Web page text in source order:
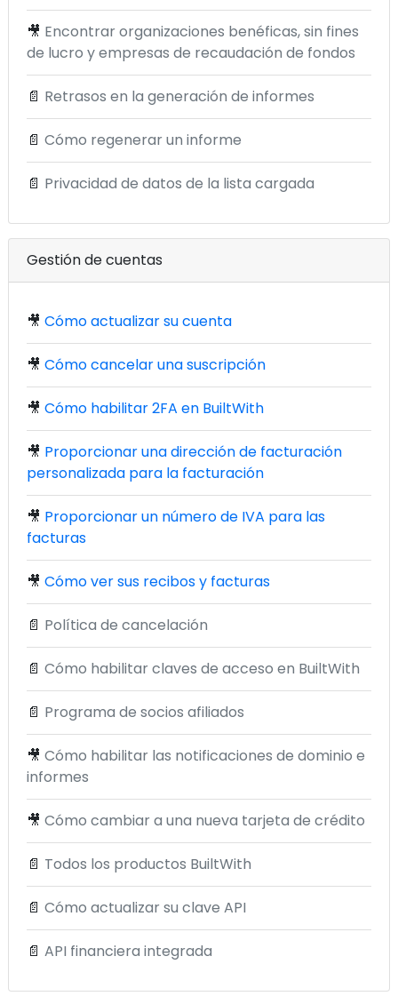
🎥 Encontrar organizaciones benéficas, sin fines
de lucro y empresas de recaudación de fondos
📄 Retrasos en la generación de informes
📄 Cómo regenerar un informe
📄 Privacidad de datos de la lista cargada
Gestión de cuentas
🎥 Cómo actualizar su cuenta
🎥 Cómo cancelar una suscripción
🎥 Cómo habilitar 2FA en BuiltWith
🎥 Proporcionar una dirección de facturación
personalizada para la facturación
🎥 Proporcionar un número de IVA para las
facturas
🎥 Cómo ver sus recibos y facturas
📄 Política de cancelación
📄 Cómo habilitar claves de acceso en BuiltWith
📄 Programa de socios afiliados
🎥 Cómo habilitar las notificaciones de dominio e
informes
🎥 Cómo cambiar a una nueva tarjeta de crédito
📄 Todos los productos BuiltWith
📄 Cómo actualizar su clave API
📄 API financiera integrada